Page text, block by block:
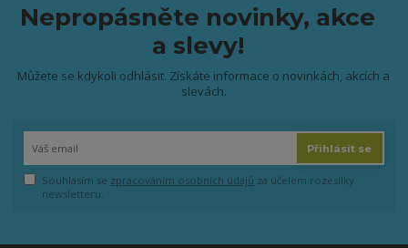
Nepropásněte novinky, akce
a slevy!
Můžete se kdykoli odhlásit. Získáte informace o novinkách, akcích a
slevách.
Přihlásit se
Souhlasím se zpracováním osobních údajů za účelem rozesílky
newsletteru.